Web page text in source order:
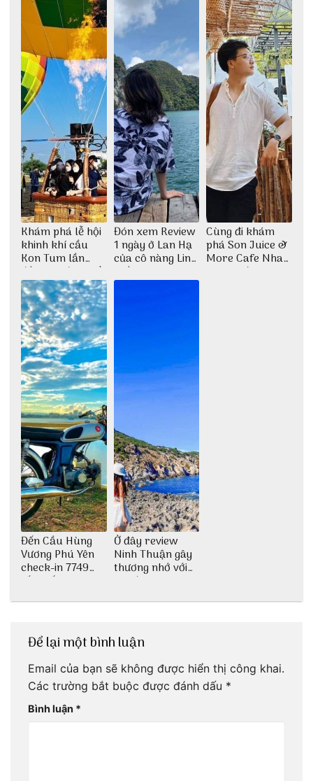
Khám phá lễ hội
khinh khí cầu
Kon Tum lần
đầu tiên được tổ
chức
Đón xem Review
1 ngày ở Lan Hạ
của cô nàng Linh
Trần
Cùng đi khám
phá Son Juice &
More Cafe Nha
Trang với anh
Đến Cầu Hùng
Vương Phú Yên
check-in 7749
tấm sống ảo
Ở đây review
Ninh Thuận gây
thương nhớ với
nét đẹp thiên
Để lại một bình luận
Email của bạn sẽ không được hiển thị công khai.
Các trường bắt buộc được đánh dấu *
Bình luận *